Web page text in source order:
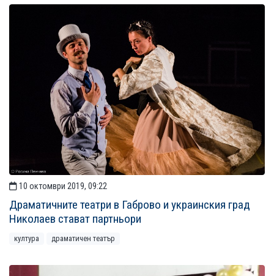
10 октомври 2019, 09:22
Драматичните театри в Габрово и украинския град
Николаев стават партньори
култура драматичен театър